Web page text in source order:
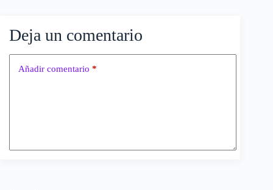
Deja un comentario
Añadir comentario *